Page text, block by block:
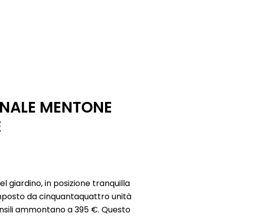
MENTONE
giardino, in posizione tranquilla
da cinquantaquattro unità
ammontano a 395 €. Questo